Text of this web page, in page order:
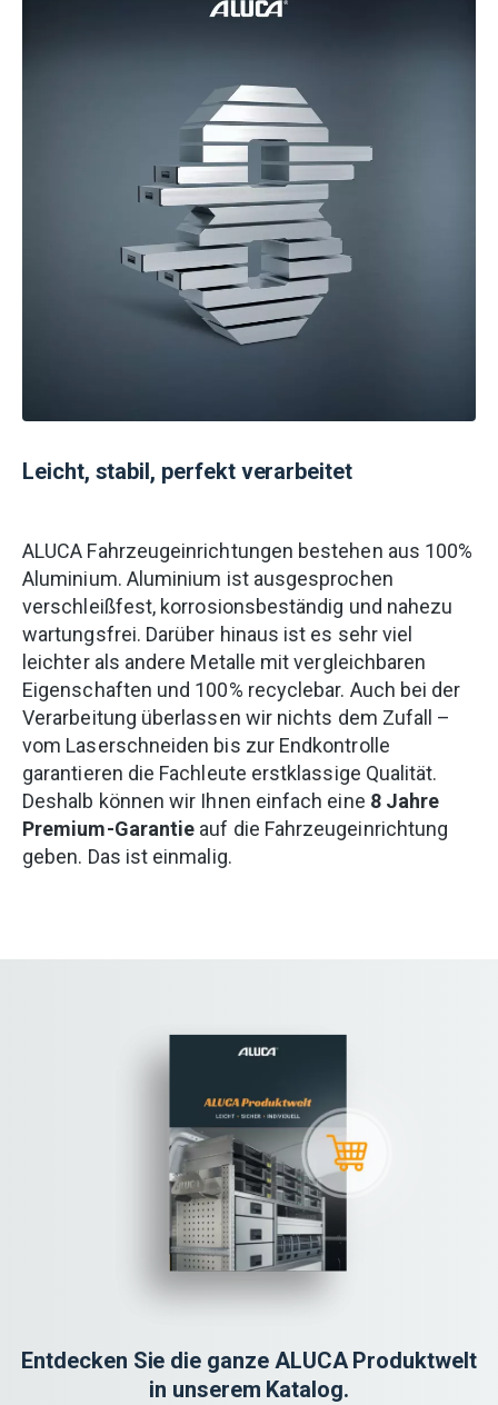
Leicht, stabil, perfekt verarbeitet
ALUCA Fahrzeugeinrichtungen bestehen aus 100%
Aluminium. Aluminium ist ausgesprochen
verschleißfest, korrosionsbeständig und nahezu
wartungsfrei. Darüber hinaus ist es sehr viel
leichter als andere Metalle mit vergleichbaren
Eigenschaften und 100% recyclebar. Auch bei der
Verarbeitung überlassen wir nichts dem Zufall –
vom Laserschneiden bis zur Endkontrolle
garantieren die Fachleute erstklassige Qualität.
Deshalb können wir Ihnen einfach eine 8 Jahre
Premium-Garantie auf die Fahrzeugeinrichtung
geben. Das ist einmalig.
Entdecken Sie die ganze ALUCA Produktwelt
in unserem Katalog.